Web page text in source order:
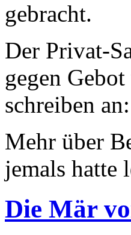
gebracht.
Der Privat-
gegen
schreiben an:
Mehr über
jemals hatte
Die Mär